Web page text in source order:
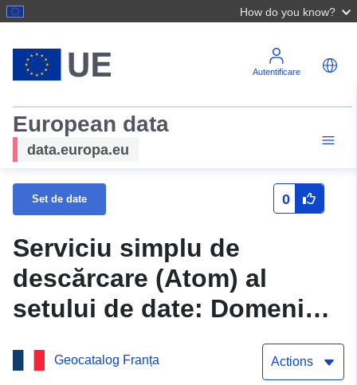
How do you know?
Autentificare
European data
data.europa.eu
Set de date 0
Serviciu simplu de
descărcare (Atom) al
setului de date: Domeniul
de aplicare al planului de
prevenire a riscurilor
Geocatalog Franța Actions